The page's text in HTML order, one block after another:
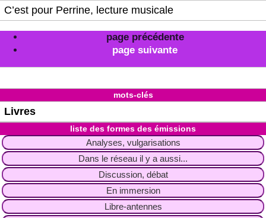
C’est pour Perrine, lecture musicale
page précédente
page suivante
mots-clés
Livres
liste des formes des émissions
Analyses, vulgarisations
Dans le réseau il y a aussi...
Discussion, débat
En immersion
Libre-antennes